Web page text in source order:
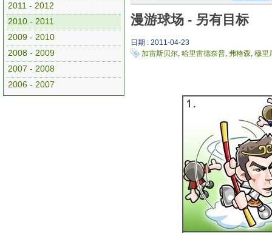
2011 - 2012
2010 - 2011
2009 - 2010
2008 - 2009
2007 - 2008
2006 - 2007
漫游球场 - 另有目标
日期 : 2011-04-23
加雷斯贝尔, 哈里雷德奈普, 弗格森, 穆里